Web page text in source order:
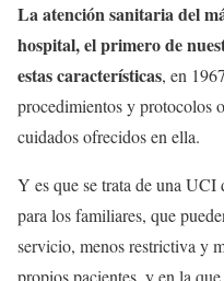
La atención sanitaria del
hospital, el primero de
estas características, en
procedimientos y protocolos
cuidados ofrecidos en ella.
Y es que se trata de una UCI
para los familiares, que
servicio, menos restrictiva y